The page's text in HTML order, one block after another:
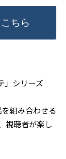
ちら
」シリーズ
組み合わせる
視聴者が楽し